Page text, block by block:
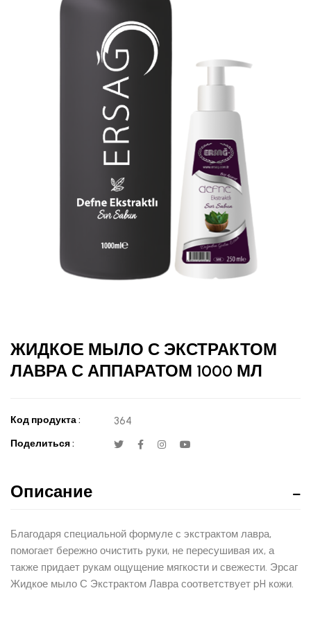
ЖИДКОЕ МЫЛО С ЭКСТРАКТОМ
ЛАВРА С АППАРАТОМ 1000 МЛ
Код продукта : 364
Поделиться :
Описание
Благодаря специальной формуле с экстрактом лавра,
помогает бережно очистить руки, не пересушивая их, а
также придает рукам ощущение мягкости и свежести. Эрсаг
Жидкое мыло С Экстрактом Лавра соответствует pH кожи.